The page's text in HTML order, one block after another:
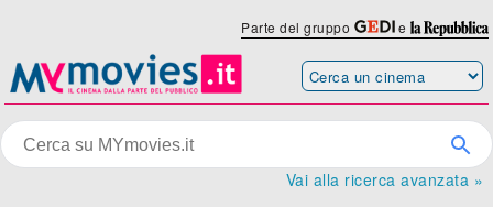
Parte del gruppo e
Vai alla ricerca avanzata »